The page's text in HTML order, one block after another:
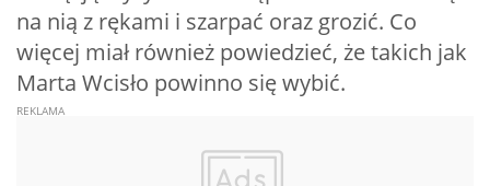
na nią z rękami i szarpać oraz grozić. Co
więcej miał również powiedzieć, że takich jak
Marta Wcisło powinno się wybić.